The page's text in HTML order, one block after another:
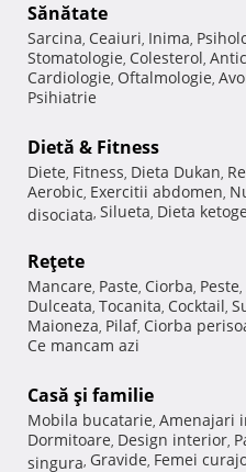
Sănătate
Sarcina, Ceaiuri, Inima,
Stomatologie, Colesterol,
Cardiologie, Oftalmologie,
Psihiatrie
Dietă & Fitness
Diete, Fitness, Dieta Dukan,
Aerobic, Exercitii abdomen,
disociata, Silueta, Dieta
Reţete
Mancare, Paste, Ciorba, Peste,
Dulceata, Tocanita, Cocktail,
Maioneza, Pilaf, Ciorba
Ce mancam azi
Casă şi familie
Mobila bucatarie, Amenajari
Dormitoare, Design interior,
singura, Gravide, Femei